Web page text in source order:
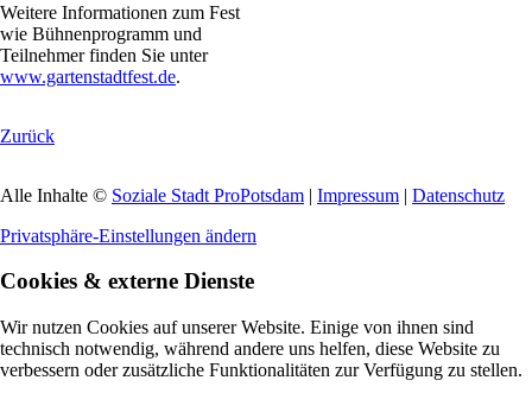
Weitere Informationen zum Fest
wie Bühnenprogramm und
Teilnehmer finden Sie unter
www.gartenstadtfest.de.
Zurück
Alle Inhalte © Soziale Stadt ProPotsdam | Impressum | Datenschutz
Privatsphäre-Einstellungen ändern
Cookies & externe Dienste
Wir nutzen Cookies auf unserer Website. Einige von ihnen sind
technisch notwendig, während andere uns helfen, diese Website zu
verbessern oder zusätzliche Funktionalitäten zur Verfügung zu stellen.